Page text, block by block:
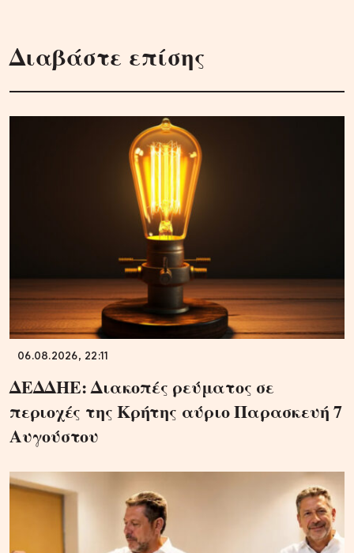
Διαβάστε επίσης
06.08.2026, 22:11
ΔΕΔΔΗΕ: Διακοπές ρεύματος σε
περιοχές της Κρήτης αύριο Παρασκευή 7
Αυγούστου